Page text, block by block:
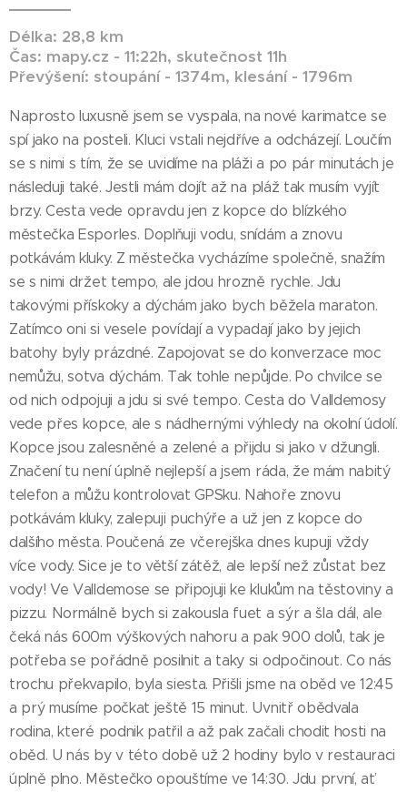
Délka: 28,8 km
Čas: mapy.cz - 11:22h, skutečnost 11h
Převýšení: stoupání - 1374m, klesání - 1796m
Naprosto luxusně jsem se vyspala, na nové karimatce se
spí jako na posteli. Kluci vstali nejdříve a odcházejí. Loučím
se s nimi s tím, že se uvidíme na pláži a po pár minutách je
následuji také. Jestli mám dojít až na pláž tak musím vyjít
brzy. Cesta vede opravdu jen z kopce do blízkého
městečka Esporles. Doplňuji vodu, snídám a znovu
potkávám kluky. Z městečka vycházíme společně, snažím
se s nimi držet tempo, ale jdou hrozně rychle. Jdu
takovými přískoky a dýchám jako bych běžela maraton.
Zatímco oni si vesele povídají a vypadají jako by jejich
batohy byly prázdné. Zapojovat se do konverzace moc
nemůžu, sotva dýchám. Tak tohle nepůjde. Po chvilce se
od nich odpojuji a jdu si své tempo. Cesta do Valldemosy
vede přes kopce, ale s nádhernými výhledy na okolní údolí.
Kopce jsou zalesněné a zelené a přijdu si jako v džungli.
Značení tu není úplně nejlepší a jsem ráda, že mám nabitý
telefon a můžu kontrolovat GPSku. Nahoře znovu
potkávám kluky, zalepuji puchýře a už jen z kopce do
dalšího města. Poučená ze včerejška dnes kupuji vždy
více vody. Sice je to větší zátěž, ale lepší než zůstat bez
vody! Ve Valldemose se připojuji ke klukům na těstoviny a
pizzu. Normálně bych si zakousla fuet a sýr a šla dál, ale
čeká nás 600m výškových nahoru a pak 900 dolů, tak je
potřeba se pořádně posilnit a taky si odpočinout. Co nás
trochu překvapilo, byla siesta. Přišli jsme na oběd ve 12:45
a prý musíme počkat ještě 15 minut. Uvnitř obědvala
rodina, které podnik patřil a až pak začali chodit hosti na
oběd. U nás by v této době už 2 hodiny bylo v restauraci
úplně plno. Městečko opouštíme ve 14:30. Jdu první, ať